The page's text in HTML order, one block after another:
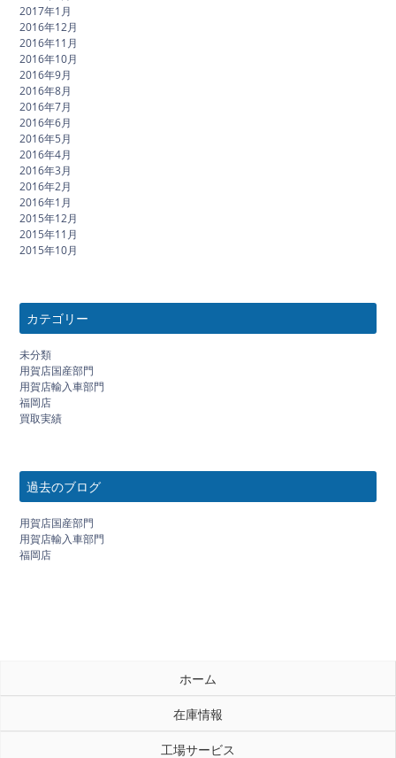
2017年1月
2016年12月
2016年11月
2016年10月
2016年9月
2016年8月
2016年7月
2016年6月
2016年5月
2016年4月
2016年3月
2016年2月
2016年1月
2015年12月
2015年11月
2015年10月
カテゴリー
未分類
用賀店国産部門
用賀店輸入車部門
福岡店
買取実績
過去のブログ
用賀店国産部門
用賀店輸入車部門
福岡店
ホーム
在庫情報
工場サービス